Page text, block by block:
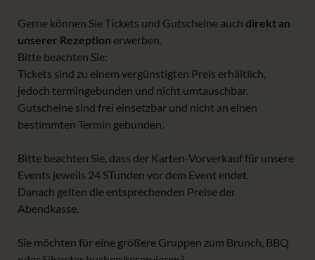
Gerne können Sie Tickets und Gutscheine auch direkt an
unserer Rezeption erwerben.
Bitte beachten Sie:
Tickets sind zu einem vergünstigten Preis erhältlich,
jedoch termingebunden und nicht umtauschbar.
Gutscheine sind frei einsetzbar und nicht an einen
bestimmten Termin gebunden.
Bitte beachten Sie, dass der Karten-Vorverkauf für unsere
Events jeweils 24 STunden vor dem Event endet.
Danach gelten die entsprechenden Preise der
Abendkasse.
Sie möchten für eine größere Gruppen zum Brunch, BBQ